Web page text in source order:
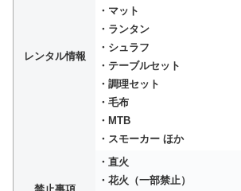
レンタル情報
・マット
・ランタン
・シュラフ
・テーブルセット
・調理セット
・毛布
・MTB
・スモーカー ほか
・直火
・花火（一部禁止）